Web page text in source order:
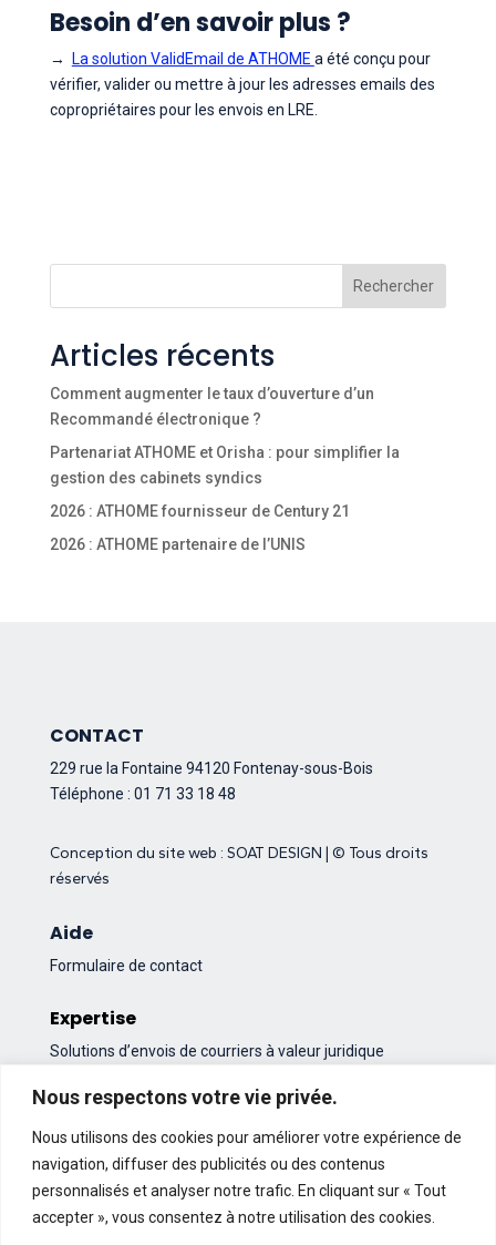
Nous respectons votre vie privée.
Nous utilisons des cookies pour améliorer votre expérience de
navigation, diffuser des publicités ou des contenus
personnalisés et analyser notre trafic. En cliquant sur « Tout
accepter », vous consentez à notre utilisation des cookies.
Besoin d’en savoir plus ?
→ La solution ValidEmail de ATHOME a été conçu pour
vérifier, valider ou mettre à jour les adresses emails des
copropriétaires pour les envois en LRE.
Rechercher
Articles récents
Comment augmenter le taux d’ouverture d’un
Recommandé électronique ?
Partenariat ATHOME et Orisha : pour simplifier la
gestion des cabinets syndics
2026 : ATHOME fournisseur de Century 21
2026 : ATHOME partenaire de l’UNIS
CONTACT
229 rue la Fontaine 94120 Fontenay-sous-Bois
Téléphone : 01 71 33 18 48
Conception du site web : SOAT DESIGN | © Tous droits
réservés
Aide
Formulaire de contact
Expertise
Solutions d’envois de courriers à valeur juridique
Actualités du secteur syndic de copropriété
À propos ATHOME